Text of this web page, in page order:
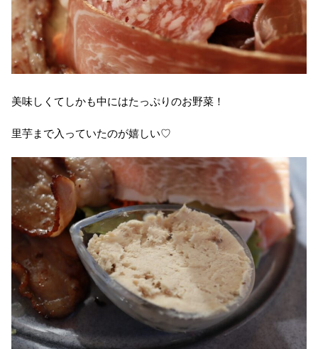
美味しくてしかも中にはたっぷりのお野菜！
里芋まで入っていたのが嬉しい♡